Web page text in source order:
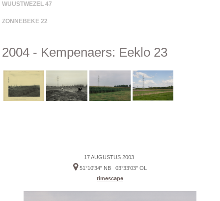
WUUSTWEZEL 47
ZONNEBEKE 22
2004 - Kempenaers: Eeklo 23
17 AUGUSTUS 2003
51°10'34" NB 03°33'03" OL
timescape